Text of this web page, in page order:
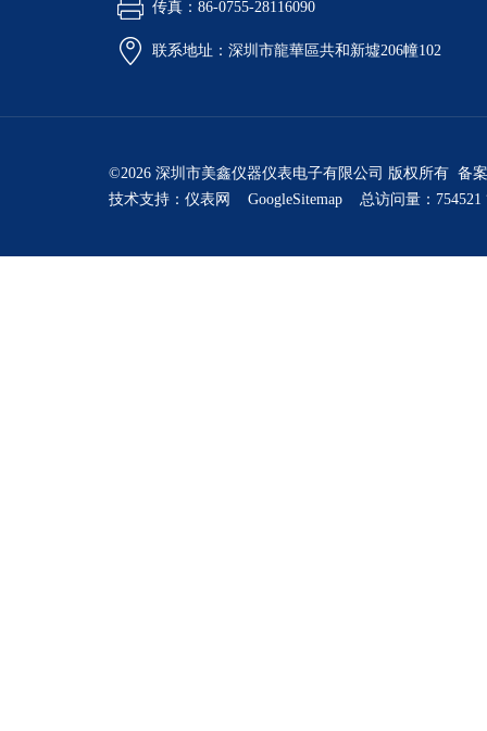
传真：86-0755-28116090
联系地址：深圳市龍華區共和新墟206幢102
©2026 深圳市美鑫仪器仪表电子有限公司 版权所有 备
技术支持： 仪表网 GoogleSitemap 总访问量：754521